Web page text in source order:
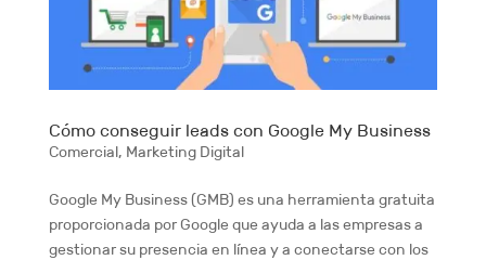
Cómo conseguir leads con Google My Business
Comercial, Marketing Digital
Google My Business (GMB) es una herramienta gratuita
proporcionada por Google que ayuda a las empresas a
gestionar su presencia en línea y a conectarse con los